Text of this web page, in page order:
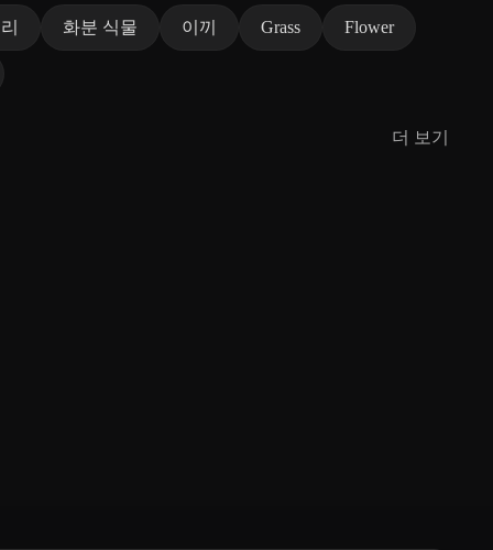
화분 식물 이끼 Grass Flower
더 보기